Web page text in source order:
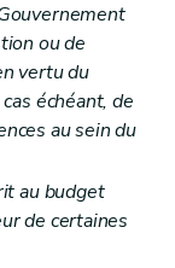
ou de
vertu du
échéant, de
au sein du
au budget
de certaines